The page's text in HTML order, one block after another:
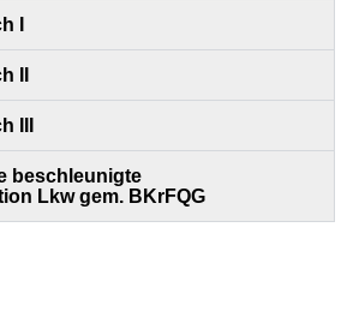
I
II
III
beschleunigte
Lkw gem. BKrFQG